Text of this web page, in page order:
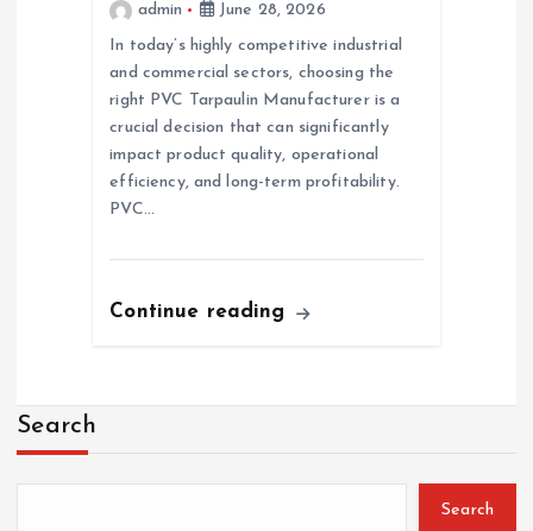
admin
June 28, 2026
In today’s highly competitive industrial
and commercial sectors, choosing the
right PVC Tarpaulin Manufacturer is a
crucial decision that can significantly
impact product quality, operational
efficiency, and long-term profitability.
PVC…
Continue reading
Search
Search